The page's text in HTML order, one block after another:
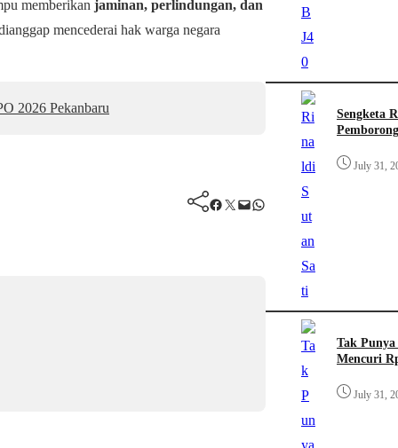
memberikan jaminan, perlindungan, dan
mencederai hak warga negara
2026 Pekanbaru
Facebook Twitter Mail WhatsApp
Sengketa
July 31,
Tak
Mencuri
July 31,